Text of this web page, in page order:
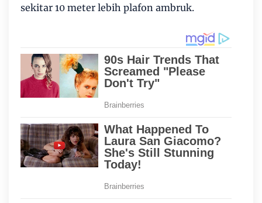
sekitar 10 meter lebih plafon ambruk.